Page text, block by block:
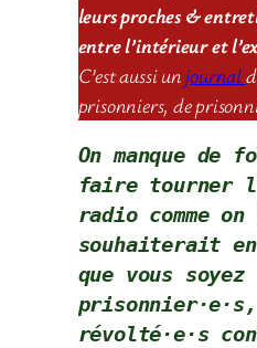
leurs proches &
entre l’intérieur et
C’est aussi un journal
prisonniers, de
On manque de
faire tourner
radio comme
souhaiterait en
que vous soyez
révolté·e·s